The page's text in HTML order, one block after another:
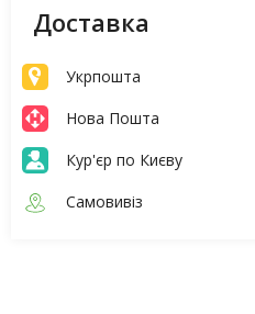
Доставка
Укрпошта
Нова Пошта
Кур'єр по Києву
Самовивіз